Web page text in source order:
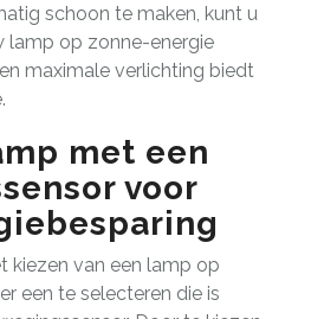
schoon te maken, kunt u
lamp op zonne-energie
maximale verlichting biedt
met een
voor
kiezen van een lamp op
een te selecteren die is